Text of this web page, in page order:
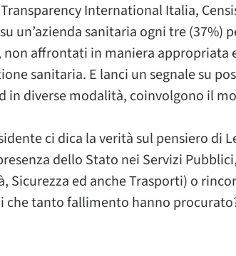
International Italia,
un’azienda sanitaria ogni tre (37%)
affrontati in maniera appropriata
sanitaria. E lanci un segnale su
in diverse modalità, coinvolgono il
ci dica la verità sul pensiero di
dello Stato nei Servizi
Sicurezza ed anche Trasporti) o
che tanto fallimento hanno